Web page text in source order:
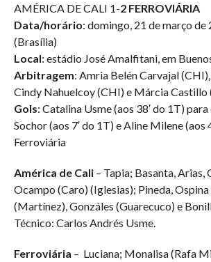
AMÉRICA DE CALI 1-2 FERROVIÁRIA
Data/horário: domingo, 21 de março de
(Brasília)
Local: estádio José Amalfitani, em
Arbitragem: Amria Belén Carvajal
Cindy Nahuelcoy (CHI) e Márcia Castillo
Gols: Catalina Usme (aos 38′ do 1T)
Sochor (aos 7′ do 1T) e Aline Milene (aos
Ferroviária
América de Cali – Tapia; Basanta, Arias,
Ocampo (Caro) (Iglesias); Pineda,
(Martínez), Gonzáles (Guarecuco) e
Técnico: Carlos Andrés Usme.
Ferroviária – Luciana; Monalisa (Rafa